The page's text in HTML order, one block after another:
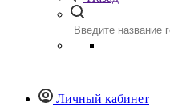
Личный кабинет